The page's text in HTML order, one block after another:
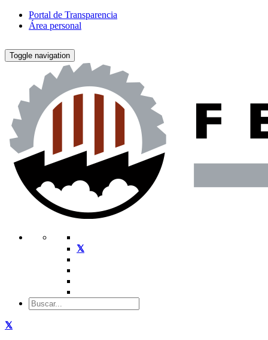
Portal de Transparencia
Área personal
Toggle navigation